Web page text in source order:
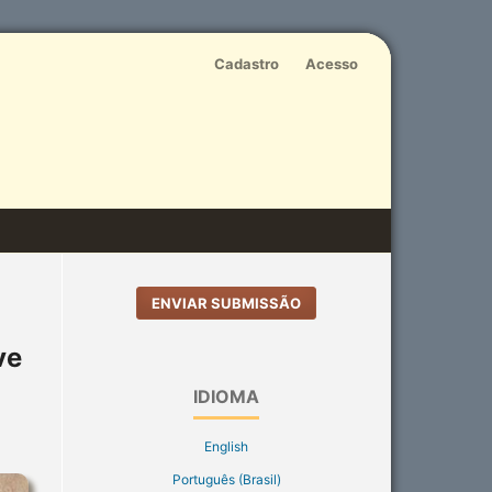
Cadastro Acesso
ENVIAR SUBMISSÃO
IDIOMA
English
Português (Brasil)